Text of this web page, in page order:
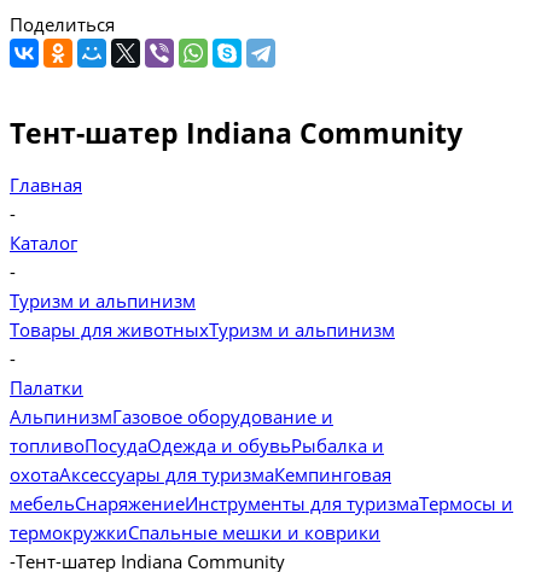
Поделиться
Тент-шатер Indiana Community
Главная
-
Каталог
-
Туризм и альпинизм
Товары для животныхТуризм и альпинизм
-
Палатки
АльпинизмГазовое оборудование и
топливоПосудаОдежда и обувьРыбалка и
охотаАксессуары для туризмаКемпинговая
мебельСнаряжениеИнструменты для туризмаТермосы и
термокружкиСпальные мешки и коврики
-Тент-шатер Indiana Community